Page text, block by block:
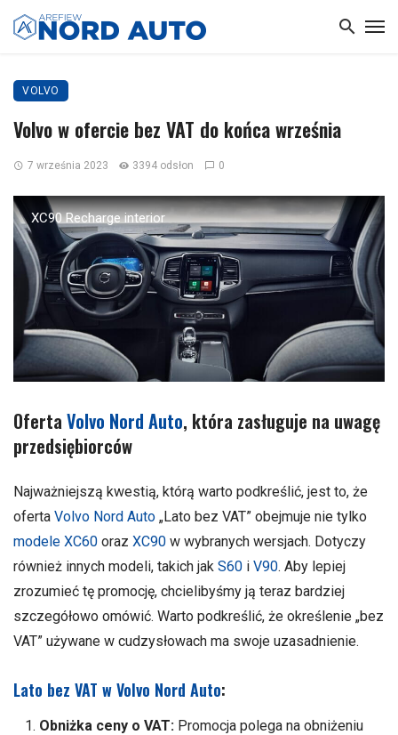
VOLVO
Volvo w ofercie bez VAT do końca września
7 września 2023 3394 odsłon 0
XC90 Recharge interior
Oferta Volvo Nord Auto, która zasługuje na uwagę
przedsiębiorców
Najważniejszą kwestią, którą warto podkreślić, jest to, że
oferta Volvo Nord Auto „Lato bez VAT” obejmuje nie tylko
modele XC60 oraz XC90 w wybranych wersjach. Dotyczy
również innych modeli, takich jak S60 i V90. Aby lepiej
zrozumieć tę promocję, chcielibyśmy ją teraz bardziej
szczegółowo omówić. Warto podkreślić, że określenie „bez
VAT” używane w cudzysłowach ma swoje uzasadnienie.
Lato bez VAT w Volvo Nord Auto:
Obniżka ceny o VAT:Promocja polega na obniżeniu